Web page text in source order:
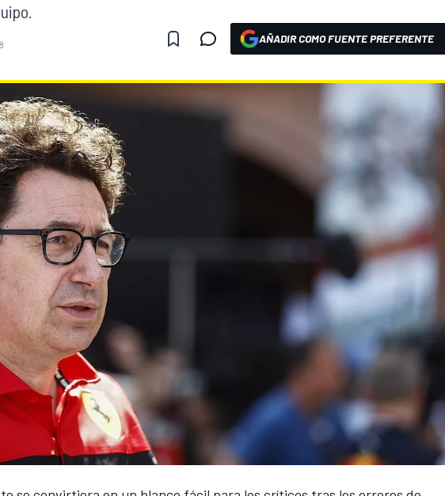
AÑADIR COMO FUENTE PREFERENTE